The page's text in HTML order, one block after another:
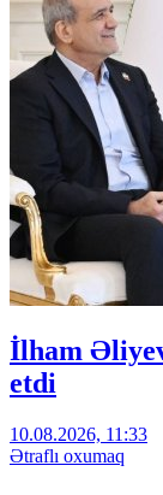
İlham
etdi
10.08.2026, 11:33
Ətraflı oxumaq